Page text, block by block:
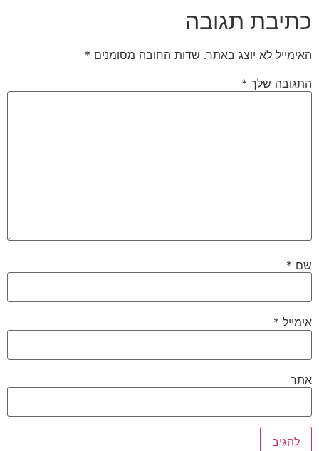
כתיבת תגובה
האימייל לא יוצג באתר. שדות החובה מסומנים *
התגובה שלך *
שם *
אימייל *
אתר